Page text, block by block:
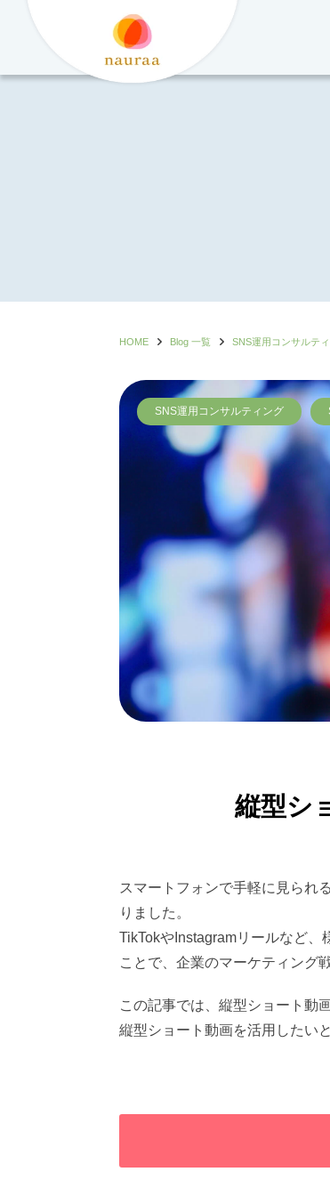
HOME Blog 一覧 SNS運用コンサルテ
SNS運用コンサルティング
縦型シ
スマートフォンで手軽に見られ
りました。
TikTokやInstagramリールなど
ことで、企業のマーケティング
この記事では、縦型ショート動
縦型ショート動画を活用したい